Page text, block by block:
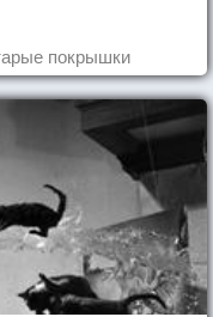
покрышки